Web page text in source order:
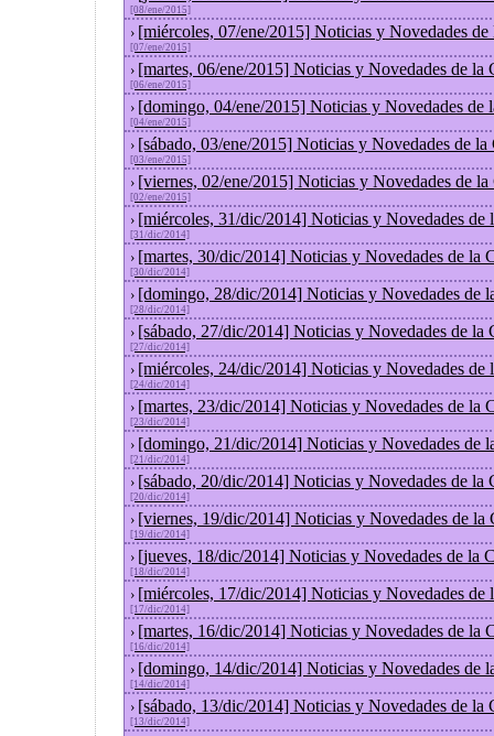
[08/ene/2015]
› [miércoles, 07/ene/2015] Noticias y Novedades
[07/ene/2015]
› [martes, 06/ene/2015] Noticias y Novedades de la
[06/ene/2015]
› [domingo, 04/ene/2015] Noticias y Novedades de
[04/ene/2015]
› [sábado, 03/ene/2015] Noticias y Novedades de la
[03/ene/2015]
› [viernes, 02/ene/2015] Noticias y Novedades de
[02/ene/2015]
› [miércoles, 31/dic/2014] Noticias y Novedades de
[31/dic/2014]
› [martes, 30/dic/2014] Noticias y Novedades de la
[30/dic/2014]
› [domingo, 28/dic/2014] Noticias y Novedades de
[28/dic/2014]
› [sábado, 27/dic/2014] Noticias y Novedades de la
[27/dic/2014]
› [miércoles, 24/dic/2014] Noticias y Novedades de
[24/dic/2014]
› [martes, 23/dic/2014] Noticias y Novedades de la
[23/dic/2014]
› [domingo, 21/dic/2014] Noticias y Novedades de
[21/dic/2014]
› [sábado, 20/dic/2014] Noticias y Novedades de la
[20/dic/2014]
› [viernes, 19/dic/2014] Noticias y Novedades de la
[19/dic/2014]
› [jueves, 18/dic/2014] Noticias y Novedades de la
[18/dic/2014]
› [miércoles, 17/dic/2014] Noticias y Novedades de
[17/dic/2014]
› [martes, 16/dic/2014] Noticias y Novedades de la
[16/dic/2014]
› [domingo, 14/dic/2014] Noticias y Novedades de
[14/dic/2014]
› [sábado, 13/dic/2014] Noticias y Novedades de la
[13/dic/2014]